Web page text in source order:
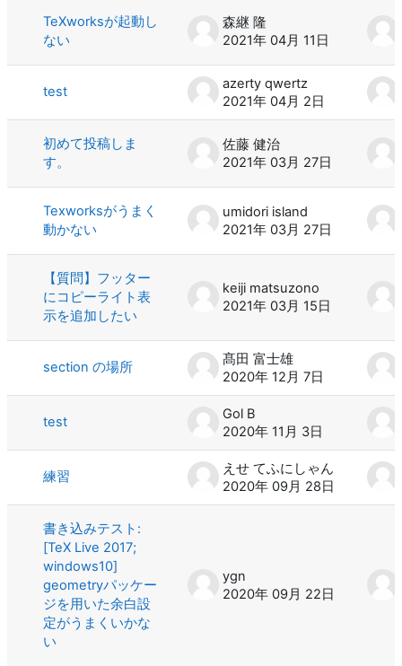
TeXworksが起動し
ない
森継 隆
2021年 04月 11日
test
azerty qwertz
2021年 04月 2日
初めて投稿しま
す。
佐藤 健治
2021年 03月 27日
Texworksがうまく
動かない
umidori island
2021年 03月 27日
【質問】フッター
にコピーライト表
示を追加したい
keiji matsuzono
2021年 03月 15日
section の場所
髙田 富士雄
2020年 12月 7日
test
Gol B
2020年 11月 3日
練習
えせ てふにしゃん
2020年 09月 28日
書き込みテスト:
[TeX Live 2017;
windows10]
geometryパッケー
ジを用いた余白設
定がうまくいかな
い
ygn
2020年 09月 22日